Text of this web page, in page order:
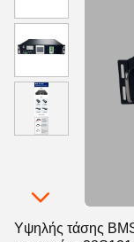
Υψηλής τάσης